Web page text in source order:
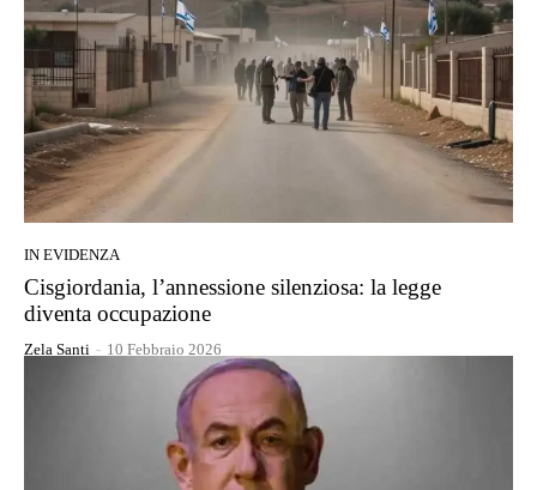
IN EVIDENZA
Cisgiordania, l’annessione silenziosa: la legge
diventa occupazione
Zela Santi - 10 Febbraio 2026